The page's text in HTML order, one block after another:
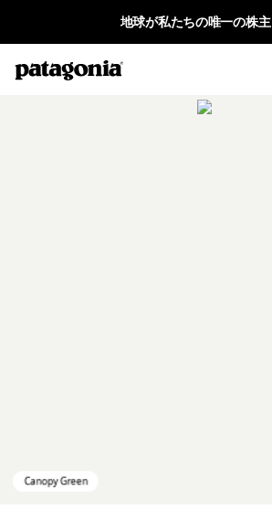
地球が私たちの唯一の株主